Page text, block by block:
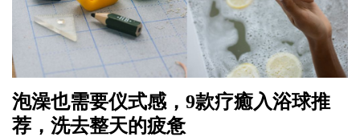
泡澡也需要仪式感，9款疗癒入浴球推
荐，洗去整天的疲惫